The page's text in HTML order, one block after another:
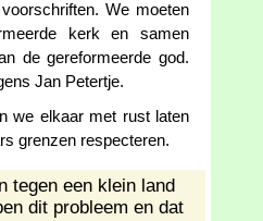
We moeten
kerk en samen
de gereformeerde god.
Jan Petertje.
we elkaar met rust laten
grenzen respecteren.
tegen een klein land
dit probleem en dat